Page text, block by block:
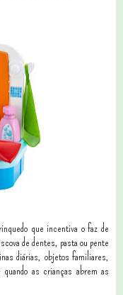
que incentiva o faz de
de dentes, pasta ou pente
diárias, objetos familiares,
as crianças abrem as